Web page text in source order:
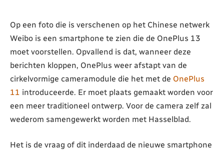
Op een foto die is verschenen op het Chinese netwerk
Weibo is een smartphone te zien die de OnePlus 13
moet voorstellen. Opvallend is dat, wanneer deze
berichten kloppen, OnePlus weer afstapt van de
cirkelvormige cameramodule die het met de OnePlus
11 introduceerde. Er moet plaats gemaakt worden voor
een meer traditioneel ontwerp. Voor de camera zelf zal
wederom samengewerkt worden met Hasselblad.
Het is de vraag of dit inderdaad de nieuwe smartphone